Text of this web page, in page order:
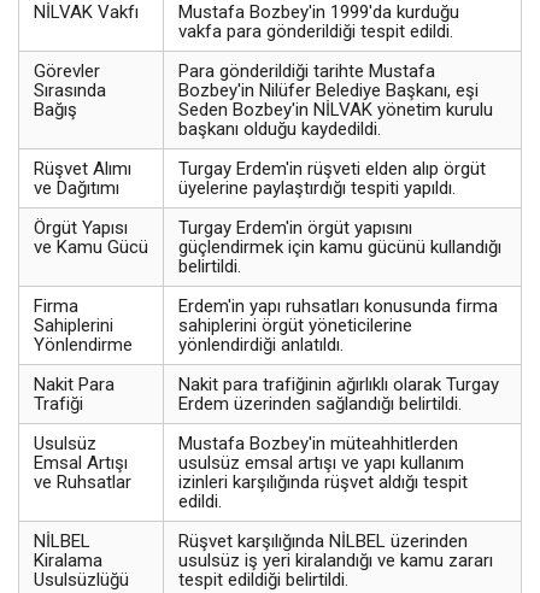
NİLVAK Vakfı
Mustafa Bozbey'in 1999'da kurduğu
vakfa para gönderildiği tespit edildi.
Görevler
Sırasında
Bağış
Para gönderildiği tarihte Mustafa
Bozbey'in Nilüfer Belediye Başkanı, eşi
Seden Bozbey'in NİLVAK yönetim kurulu
başkanı olduğu kaydedildi.
Rüşvet Alımı
ve Dağıtımı
Turgay Erdem'in rüşveti elden alıp örgüt
üyelerine paylaştırdığı tespiti yapıldı.
Örgüt Yapısı
ve Kamu Gücü
Turgay Erdem'in örgüt yapısını
güçlendirmek için kamu gücünü kullandığı
belirtildi.
Firma
Sahiplerini
Yönlendirme
Erdem'in yapı ruhsatları konusunda firma
sahiplerini örgüt yöneticilerine
yönlendirdiği anlatıldı.
Nakit Para
Trafiği
Nakit para trafiğinin ağırlıklı olarak Turgay
Erdem üzerinden sağlandığı belirtildi.
Usulsüz
Emsal Artışı
ve Ruhsatlar
Mustafa Bozbey'in müteahhitlerden
usulsüz emsal artışı ve yapı kullanım
izinleri karşılığında rüşvet aldığı tespit
edildi.
NİLBEL
Kiralama
Usulsüzlüğü
Rüşvet karşılığında NİLBEL üzerinden
usulsüz iş yeri kiralandığı ve kamu zararı
tespit edildiği belirtildi.